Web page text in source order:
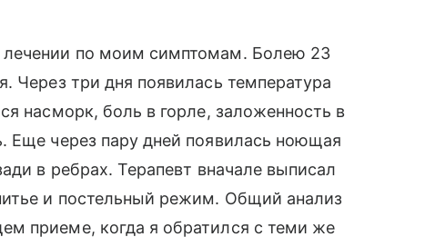
по моим симптомам. Болею 23
Через три дня появилась температура
насморк, боль в горле, заложенность в
Еще через пару дней появилась ноющая
в ребрах. Терапевт вначале выписал
и постельный режим. Общий анализ
приеме, когда я обратился с теми же